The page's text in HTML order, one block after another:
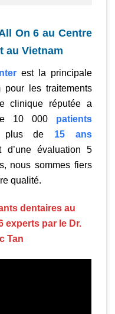
On 6 au Centre
au Vietnam
est la principale
les traitements
clinique réputée a
10 000 patients
plus de 15 ans
d’une évaluation 5
nous sommes fiers
qualité.
dentaires au
experts par le Dr.
Tan